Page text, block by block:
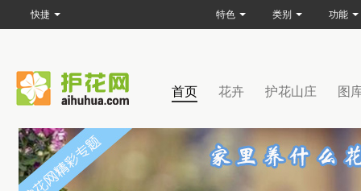
首页 花卉 护花山庄 图
快捷 特色 类别 功能